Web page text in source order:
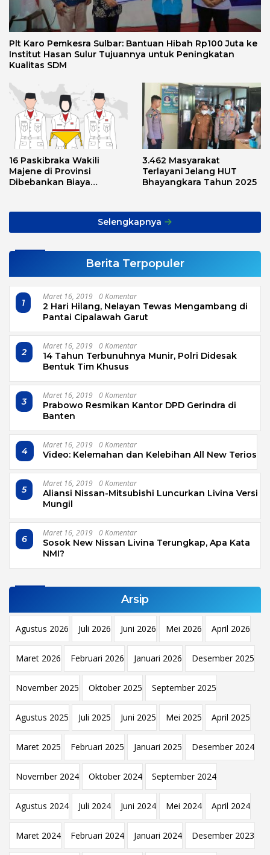
Plt Karo Pemkesra Sulbar: Bantuan Hibah Rp100 Juta ke
Institut Hasan Sulur Tujuannya untuk Peningkatan
Kualitas SDM
16 Paskibraka Wakili
Majene di Provinsi
Dibebankan Biaya
3.462 Masyarakat
Terlayani Jelang HUT
Bhayangkara Tahun 2025
Selengkapnya
Berita Terpopuler
1
Maret 16, 2019 0 Komentar
2 Hari Hilang, Nelayan Tewas Mengambang di
Pantai Cipalawah Garut
2
Maret 16, 2019 0 Komentar
14 Tahun Terbunuhnya Munir, Polri Didesak
Bentuk Tim Khusus
3
Maret 16, 2019 0 Komentar
Prabowo Resmikan Kantor DPD Gerindra di
Banten
4
Maret 16, 2019 0 Komentar
Video: Kelemahan dan Kelebihan All New Terios
5
Maret 16, 2019 0 Komentar
Aliansi Nissan-Mitsubishi Luncurkan Livina Versi
Mungil
6
Maret 16, 2019 0 Komentar
Sosok New Nissan Livina Terungkap, Apa Kata
NMI?
Arsip
Agustus 2026 Juli 2026 Juni 2026 Mei 2026 April 2026
Maret 2026 Februari 2026 Januari 2026 Desember 2025
November 2025 Oktober 2025 September 2025
Agustus 2025 Juli 2025 Juni 2025 Mei 2025 April 2025
Maret 2025 Februari 2025 Januari 2025 Desember 2024
November 2024 Oktober 2024 September 2024
Agustus 2024 Juli 2024 Juni 2024 Mei 2024 April 2024
Maret 2024 Februari 2024 Januari 2024 Desember 2023